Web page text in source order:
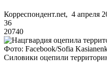
Корреспондент.net, 4 апреля
36
20740
Фото: Facebook/Sofia
Силовики оцепили